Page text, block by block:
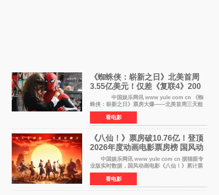
《蜘蛛侠：崭新之日》北美首周
3.55亿美元！仅差《复联4》200
万 影史第二全球开画
中国娱乐网讯 www yule com cn 《蜘
蛛侠：崭新之日》票房大爆——北美首周三天粗
报3 55亿美元，仅比影史最高北美开画《复仇者
联盟4：终局之战》的3 571亿美元少200万出头，
精报调整后仍
看电影
《八仙！》票房破10.76亿！登顶
2026年度动画电影票房榜 国风动
画逆袭暑期档
中国娱乐网讯 www yule com cn 据猫眼专
业版实时数据，国风动画电影《八仙！》累计票
房突破10 76亿元，超过《熊出没·年年有熊》，
暂列2026年度动画影片票房榜冠军。该片自暑期
档登陆院线以
看电影